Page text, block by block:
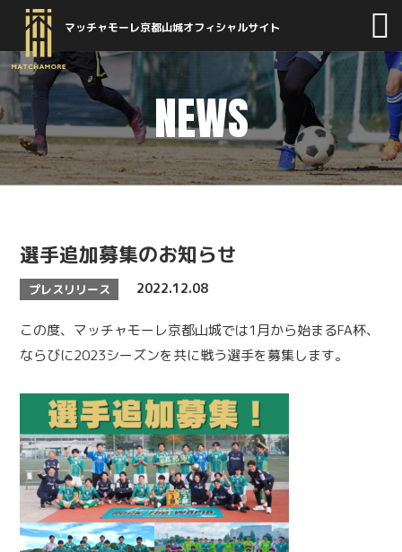
マッチャモーレ京都山城オフィシャルサイト
NEWS
選手追加募集のお知らせ
プレスリリース 2022.12.08
この度、マッチャモーレ京都山城では1月から始まるFA杯、
ならびに2023シーズンを共に戦う選手を募集します。